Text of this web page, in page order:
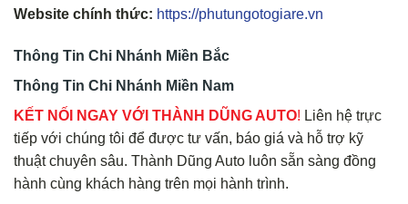
Website chính thức: https://phutungotogiare.vn
Thông Tin Chi Nhánh Miền Bắc
Thông Tin Chi Nhánh Miền Nam
KẾT NỐI NGAY VỚI THÀNH DŨNG AUTO! Liên hệ trực
tiếp với chúng tôi để được tư vấn, báo giá và hỗ trợ kỹ
thuật chuyên sâu. Thành Dũng Auto luôn sẵn sàng đồng
hành cùng khách hàng trên mọi hành trình.